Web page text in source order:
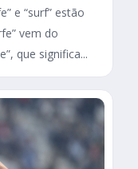
e “surf” estão
vem do
que significa...